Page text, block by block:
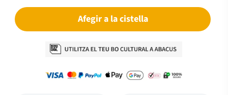
Afegir a la cistella